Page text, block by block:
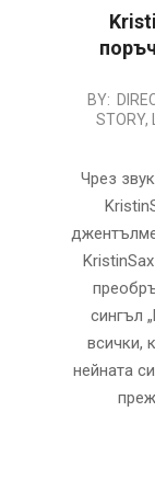
2024-
BY:
STORY,
Чрез
сингъл
всички,
нейната